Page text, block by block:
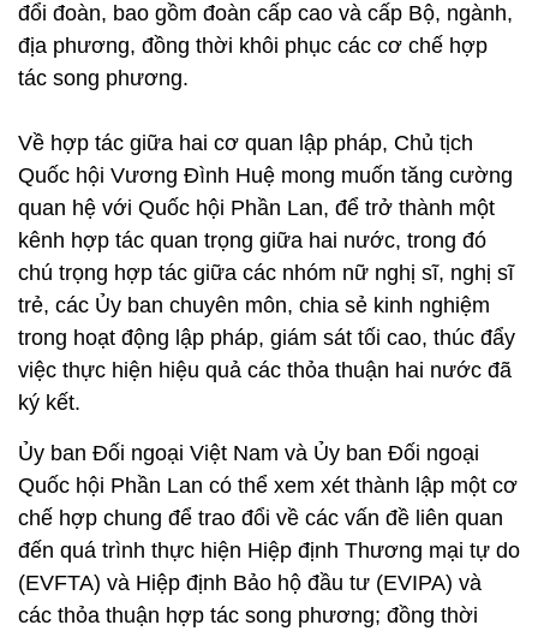
đổi đoàn, bao gồm đoàn cấp cao và cấp Bộ, ngành,
địa phương, đồng thời khôi phục các cơ chế hợp
tác song phương.
Về hợp tác giữa hai cơ quan lập pháp, Chủ tịch
Quốc hội Vương Đình Huệ mong muốn tăng cường
quan hệ với Quốc hội Phần Lan, để trở thành một
kênh hợp tác quan trọng giữa hai nước, trong đó
chú trọng hợp tác giữa các nhóm nữ nghị sĩ, nghị sĩ
trẻ, các Ủy ban chuyên môn, chia sẻ kinh nghiệm
trong hoạt động lập pháp, giám sát tối cao, thúc đẩy
việc thực hiện hiệu quả các thỏa thuận hai nước đã
ký kết.
Ủy ban Đối ngoại Việt Nam và Ủy ban Đối ngoại
Quốc hội Phần Lan có thể xem xét thành lập một cơ
chế hợp chung để trao đổi về các vấn đề liên quan
đến quá trình thực hiện Hiệp định Thương mại tự do
(EVFTA) và Hiệp định Bảo hộ đầu tư (EVIPA) và
các thỏa thuận hợp tác song phương; đồng thời